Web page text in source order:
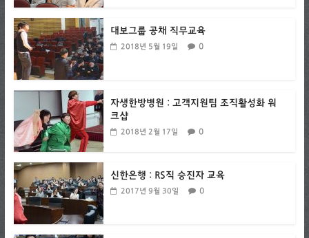
대보그룹 공채 직무교육
2018년 5월 19일 0
자생한방병원 : 고객지원팀 조직활성화 워
크샵
2018년 2월 17일 0
신한은행 : RS직 승진자 교육
2017년 9월 30일 0